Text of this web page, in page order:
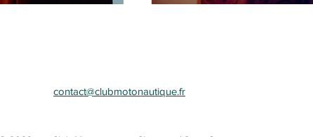
contact@clubmotonautique.fr